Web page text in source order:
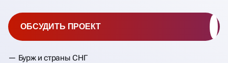
Бурж и страны СНГ
ОБСУДИТЬ ПРОЕКТ